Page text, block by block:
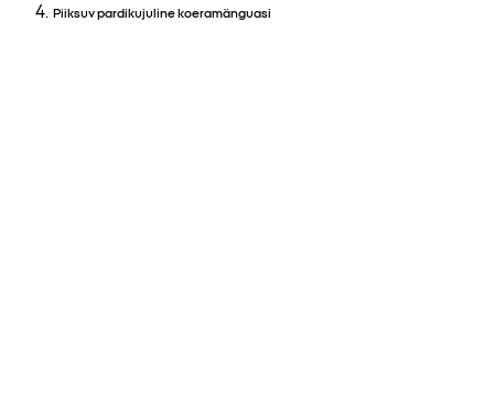
Piiksuv pardikujuline koeramänguasi